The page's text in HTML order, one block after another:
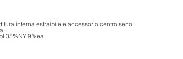
interna estraibile e accessorio centro seno
35%NY 9%ea